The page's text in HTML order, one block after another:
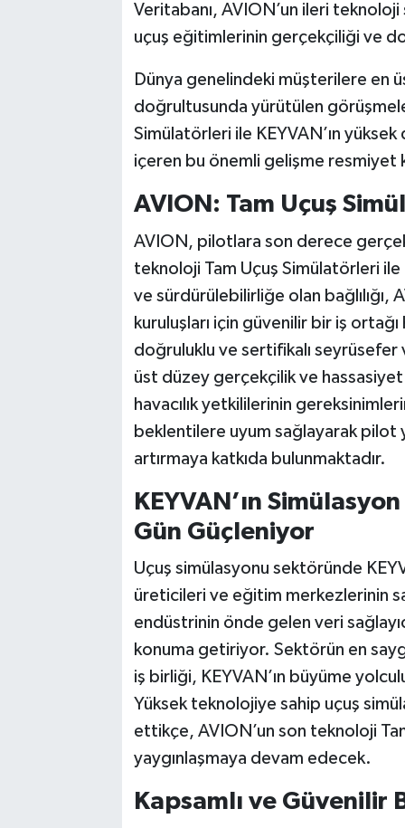
Veritabanı, AVION’un ileri
uçuş eğitimlerinin gerçekçiliği ve
Dünya genelindeki müşterilere en
doğrultusunda yürütülen
Simülatörleri ile KEYVAN’ın
içeren bu önemli gelişme resmiyet
AVION: Tam Uçuş
AVION, pilotlara son derece
teknoloji Tam Uçuş Simülatörleri ile
ve sürdürülebilirliğe olan bağlılığı,
kuruluşları için güvenilir bir iş
doğruluklu ve sertifikalı
üst düzey gerçekçilik ve
havacılık yetkililerinin
beklentilere uyum sağlayarak
artırmaya katkıda bulunmaktadır.
KEYVAN’ın
Gün Güçleniyor
Uçuş simülasyonu sektöründe
üreticileri ve eğitim merkezlerinin
endüstrinin önde gelen veri
konuma getiriyor. Sektörün en
iş birliği, KEYVAN’ın büyüme
Yüksek teknolojiye sahip uçuş
ettikçe, AVION’un son teknoloji
yaygınlaşmaya devam edecek.
Kapsamlı ve Güvenilir